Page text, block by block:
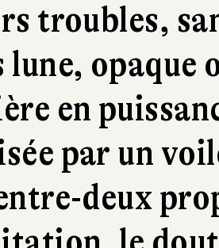
troubles,
lune, opaque
en
par un
deux